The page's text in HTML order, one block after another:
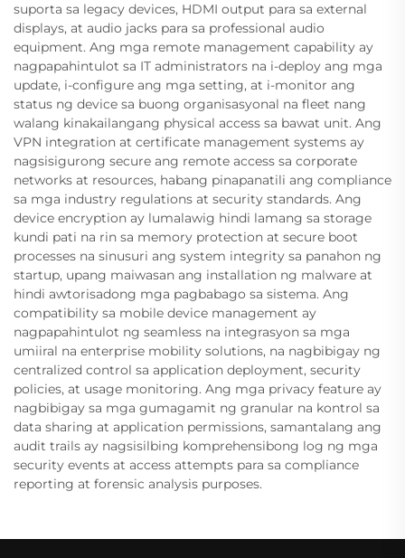
suporta sa legacy devices, HDMI output para sa external
displays, at audio jacks para sa professional audio
equipment. Ang mga remote management capability ay
nagpapahintulot sa IT administrators na i-deploy ang mga
update, i-configure ang mga setting, at i-monitor ang
status ng device sa buong organisasyonal na fleet nang
walang kinakailangang physical access sa bawat unit. Ang
VPN integration at certificate management systems ay
nagsisigurong secure ang remote access sa corporate
networks at resources, habang pinapanatili ang compliance
sa mga industry regulations at security standards. Ang
device encryption ay lumalawig hindi lamang sa storage
kundi pati na rin sa memory protection at secure boot
processes na sinusuri ang system integrity sa panahon ng
startup, upang maiwasan ang installation ng malware at
hindi awtorisadong mga pagbabago sa sistema. Ang
compatibility sa mobile device management ay
nagpapahintulot ng seamless na integrasyon sa mga
umiiral na enterprise mobility solutions, na nagbibigay ng
centralized control sa application deployment, security
policies, at usage monitoring. Ang mga privacy feature ay
nagbibigay sa mga gumagamit ng granular na kontrol sa
data sharing at application permissions, samantalang ang
audit trails ay nagsisilbing komprehensibong log ng mga
security events at access attempts para sa compliance
reporting at forensic analysis purposes.